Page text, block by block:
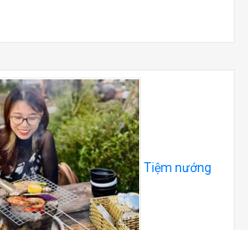
Tiệm nướng